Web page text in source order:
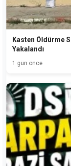
Kasten Öldürme
Yakalandı
1 gün önce